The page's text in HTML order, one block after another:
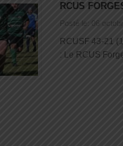
RCUS
Posté le: 06
RCUSF 43-21
: Le RCUS